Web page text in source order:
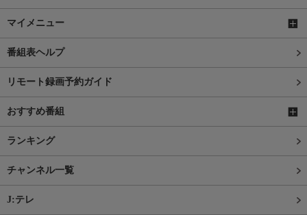
マイメニュー
番組表ヘルプ
リモート録画予約ガイド
おすすめ番組
ランキング
チャンネル一覧
J:テレ